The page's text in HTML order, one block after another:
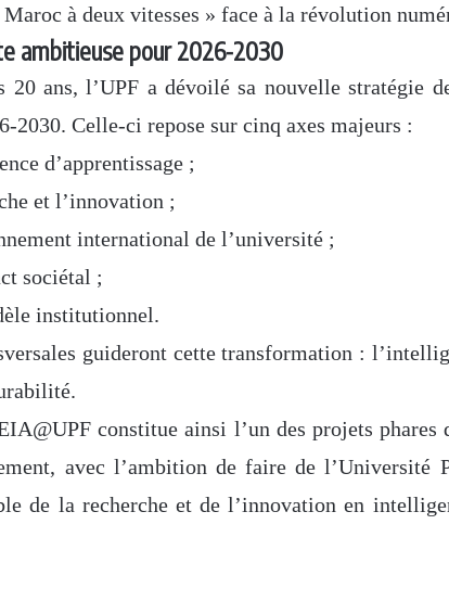
Maroc à deux vitesses » face à la révolution
ambitieuse pour 2026-2030
20 ans, l’UPF a dévoilé sa nouvelle stratégie
2030. Celle-ci repose sur cinq axes majeurs :
d’apprentissage ;
et l’innovation ;
international de l’université ;
sociétal ;
institutionnel.
guideront cette transformation :
constitue ainsi l’un des projets phares
avec l’ambition de faire de l’Université
de la recherche et de l’innovation en